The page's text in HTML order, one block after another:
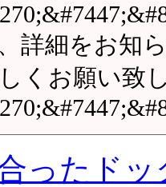
詳細をお知
くお願い致
ったド